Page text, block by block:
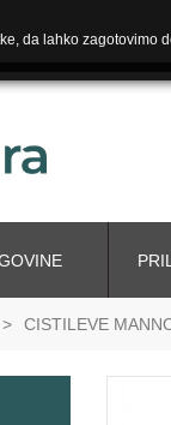
> CISTILEVE
da lahko zagotovimo